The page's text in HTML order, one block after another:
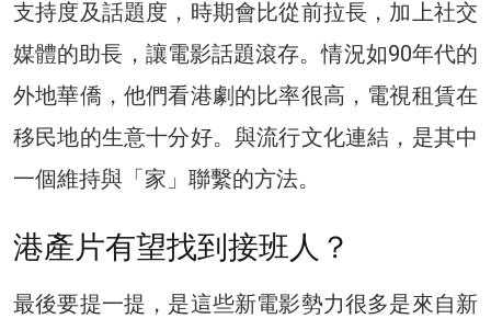
支持度及話題度，時期會比從前拉長，加上社交
媒體的助長，讓電影話題滾存。情況如90年代的
外地華僑，他們看港劇的比率很高，電視租賃在
移民地的生意十分好。與流行文化連結，是其中
一個維持與「家」聯繫的方法。
港產片有望找到接班人？
最後要提一提，是這些新電影勢力很多是來自新